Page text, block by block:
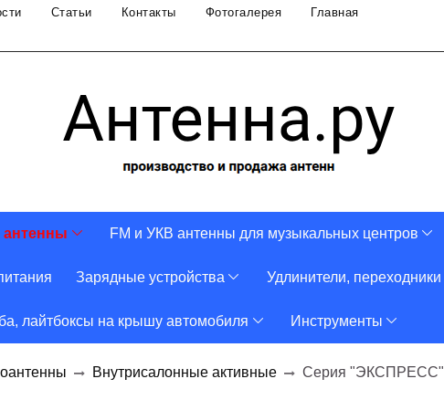
Статьи Контакты Фотогалерея
Главная
FM и УКВ антенны для музыкальных центров
Зарядные устройства Удлинители, переходники
лайтбоксы на крышу автомобиля Инструменты
Внутрисалонные активные Серия "ЭКСПРЕСС"